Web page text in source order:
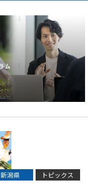
新潟県 トピックス